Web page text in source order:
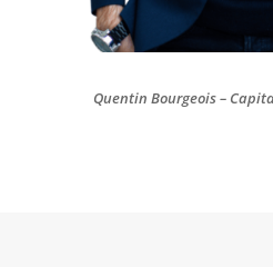
Quentin Bourgeois –